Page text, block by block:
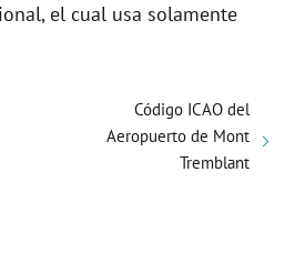
el cual usa solamente
Código ICAO del
Aeropuerto de Mont
Tremblant